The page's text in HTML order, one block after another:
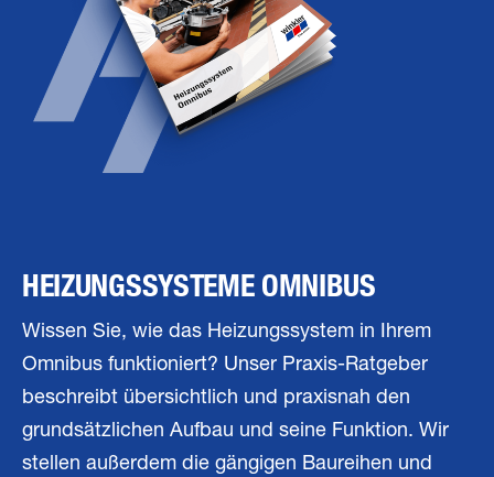
HEIZUNGSSYSTEME OMNIBUS
Wissen Sie, wie das Heizungssystem in Ihrem
Omnibus funktioniert? Unser Praxis-Ratgeber
beschreibt übersichtlich und praxisnah den
grundsätzlichen Aufbau und seine Funktion. Wir
stellen außerdem die gängigen Baureihen und